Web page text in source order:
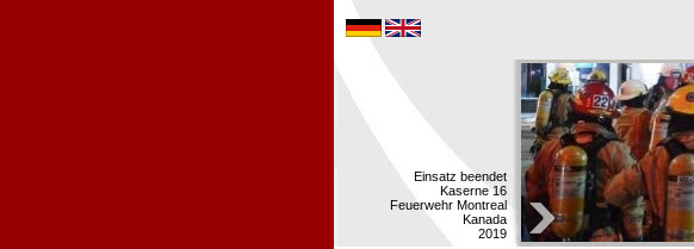
Einsatz beendet
Kaserne 16
Feuerwehr Montreal
Kanada
2019